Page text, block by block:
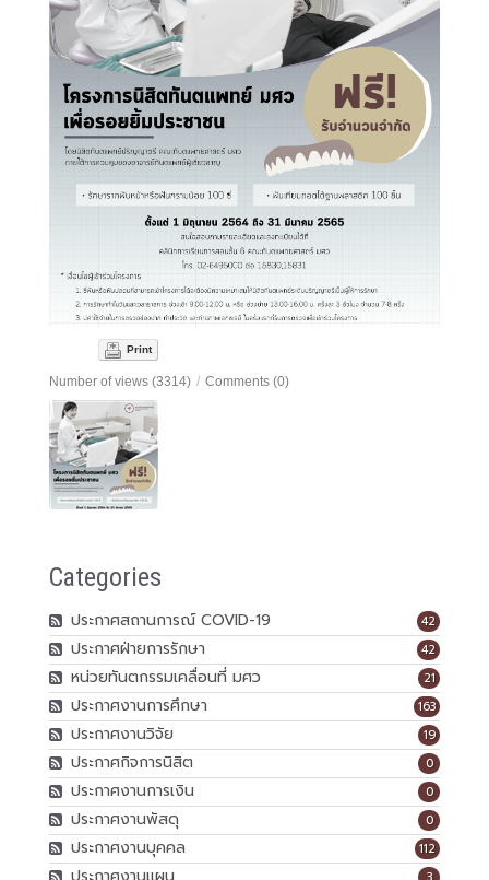
Print
Number of views (3314) / Comments (0)
Categories
42
ประกาศสถานการณ์ COVID-19
42
ประกาศฝ่ายการรักษา
21
หน่วยทันตกรรมเคลื่อนที่ มศว
163
ประกาศงานการศึกษา
19
ประกาศงานวิจัย
0
ประกาศกิจการนิสิต
0
ประกาศงานการเงิน
0
ประกาศงานพัสดุ
112
ประกาศงานบุคคล